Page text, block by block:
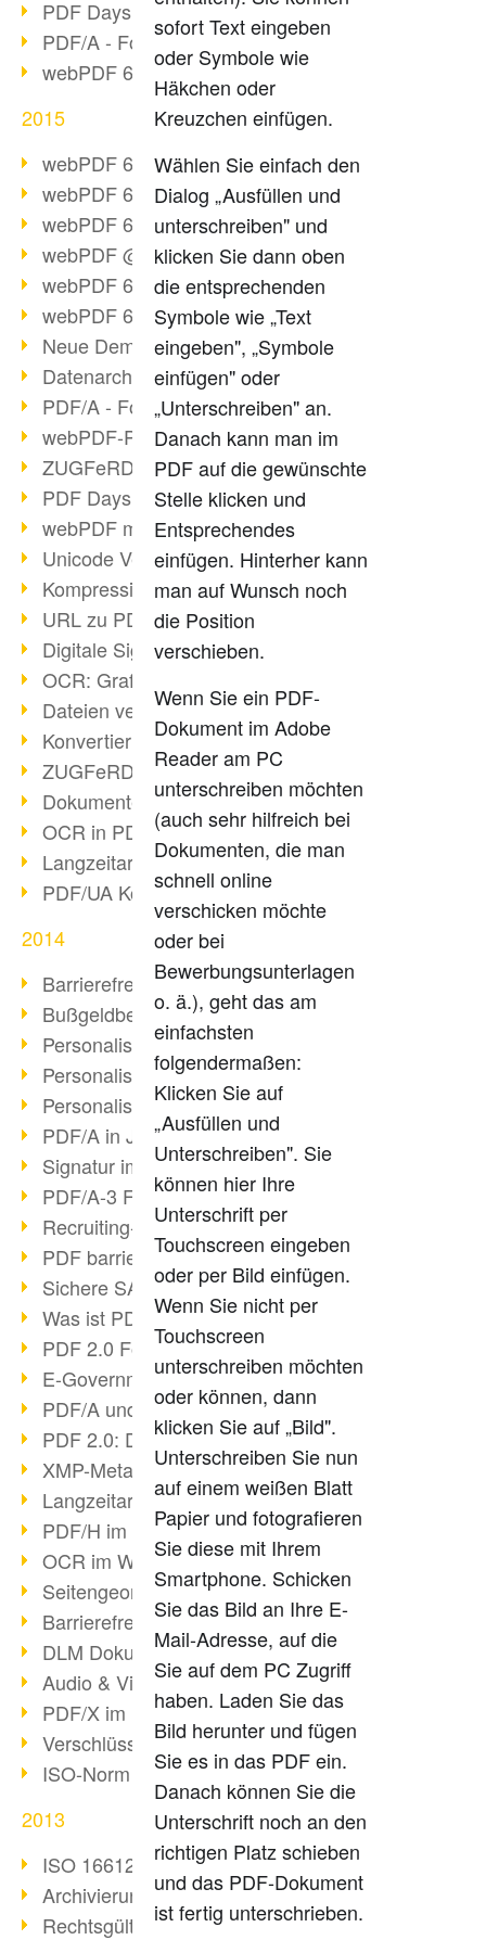
PDF Days Europe 2016
PDF/A - Format der Zukunft (2)
webPDF 6.0 Video-Serie (Folge 3)
2015
webPDF 6.0 als VM
webPDF 6.0 Video-Serie (Übersicht)
webPDF 6.0 Video-Serie (Folge 2)
webPDF @ DOAG 2015
webPDF 6.0 Video-Serie (Folge 1)
webPDF 6.0 am Start
Neue Demo-Version online
Datenarchivierung aus SAP
PDF/A - Format der Zukunft (1)
webPDF-Portal Preview
ZUGFeRD als Standard
PDF Days Europe in Köln
webPDF meets tools 2015
Unicode Version 8.0 erschienen
Kompression bei Scans
URL zu PDF via webPDF
Digitale Signatur mit webPDF
OCR: Grafik zu PDF
Dateien verbinden
Konvertierung über 100 Formate
ZUGFeRD & GoBD
Dokumente konform konvertieren
OCR in PDF
Langzeitarchivierung SAP
PDF/UA Kommunikation
2014
Barrierefreie PDF/UA
Bußgeldbescheide & PDF/A
Personalisierter Druck III
Personalisierter Druck II
Personalisierter Druck I
PDF/A in Justiz & Verwaltung
Signatur im PDF/A
PDF/A-3 Funktionen
Recruiting-Prozesse optimieren
PDF barrierefrei
Sichere SAP-Archivierung
Was ist PDF?
PDF 2.0 Fortschritt?
E-Government & DMS
PDF/A und ISO 32000-2
PDF 2.0: Digitale Signaturen
XMP-Metadaten
Langzeitarchivierung mit PDF/A
PDF/H im Gesundheitswesen
OCR im Wandel
Seitengeometrie in PDFs
Barrierefreiheit & PDF/UA
DLM Dokumentenzyklus
Audio & Video in PDF
PDF/X im Druckprozess
Verschlüsselung von PDF
ISO-Norm 24517
2013
ISO 16612-2: PDF/VT
Archivierung von E-Mails
Rechtsgültige Archivierung (PDF/A)
sofort Text eingeben
oder Symbole wie
Häkchen oder
Kreuzchen einfügen.
Wählen Sie einfach den
Dialog „Ausfüllen und
unterschreiben" und
klicken Sie dann oben
die entsprechenden
Symbole wie „Text
eingeben", „Symbole
einfügen" oder
„Unterschreiben" an.
Danach kann man im
PDF auf die gewünschte
Stelle klicken und
Entsprechendes
einfügen. Hinterher kann
man auf Wunsch noch
die Position
verschieben.
Wenn Sie ein PDF-
Dokument im Adobe
Reader am PC
unterschreiben möchten
(auch sehr hilfreich bei
Dokumenten, die man
schnell online
verschicken möchte
oder bei
Bewerbungsunterlagen
o. ä.), geht das am
einfachsten
folgendermaßen:
Klicken Sie auf
„Ausfüllen und
Unterschreiben". Sie
können hier Ihre
Unterschrift per
Touchscreen eingeben
oder per Bild einfügen.
Wenn Sie nicht per
Touchscreen
unterschreiben möchten
oder können, dann
klicken Sie auf „Bild".
Unterschreiben Sie nun
auf einem weißen Blatt
Papier und fotografieren
Sie diese mit Ihrem
Smartphone. Schicken
Sie das Bild an Ihre E-
Mail-Adresse, auf die
Sie auf dem PC Zugriff
haben. Laden Sie das
Bild herunter und fügen
Sie es in das PDF ein.
Danach können Sie die
Unterschrift noch an den
richtigen Platz schieben
und das PDF-Dokument
ist fertig unterschrieben.